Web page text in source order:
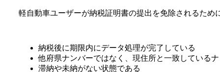
軽自動車ユーザーが納税証明書の提出を免除されるた
納税後に期限内にデータ処理が完了している
他府県ナンバーではなく、現住所と一致している
滞納や未納がない状態である